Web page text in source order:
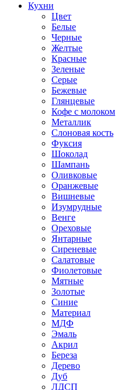
Кухни
Цвет
Белые
Черные
Желтые
Красные
Зеленые
Серые
Бежевые
Глянцевые
Кофе с молоком
Металлик
Слоновая кость
Фуксия
Шоколад
Шампань
Оливковые
Оранжевые
Вишневые
Изумрудные
Венге
Ореховые
Янтарные
Сиреневые
Салатовые
Фиолетовые
Мятные
Золотые
Синие
Материал
МДФ
Эмаль
Акрил
Береза
Дерево
Дуб
ЛДСП